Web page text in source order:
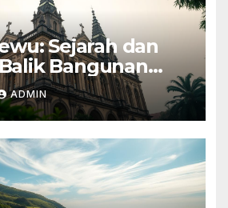
Sejarah dan
Bangunan
ADMIN